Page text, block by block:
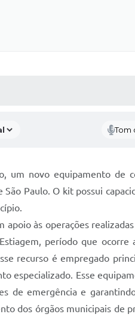
Tom
um novo equipamento de
Paulo. O kit possui
às operações
período que
recurso é empregado
especializado. Esse
de emergência e
dos órgãos municipais de